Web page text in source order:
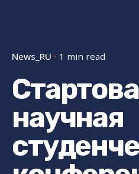
News_RU 1 min read
научная